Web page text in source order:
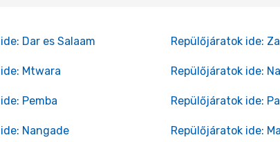
Dar es Salaam Repülőjáratok ide:
Mtwara Repülőjáratok ide:
Pemba Repülőjáratok ide:
Nangade Repülőjáratok ide: